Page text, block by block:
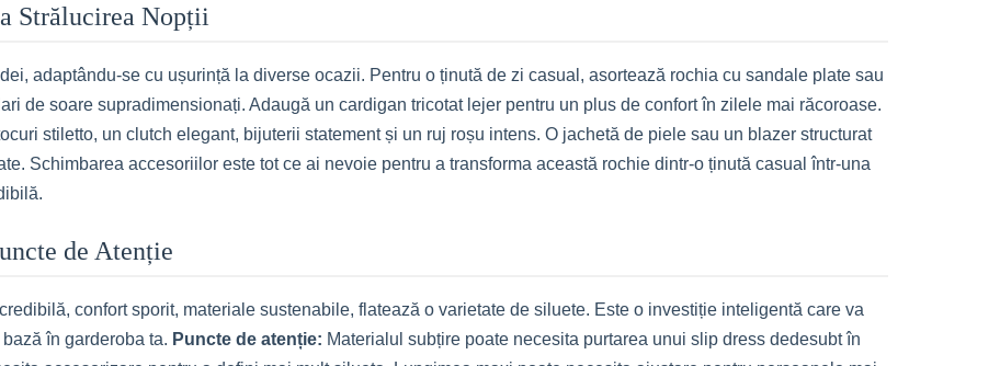
Strălucirea Nopții
adaptându-se cu ușurință la diverse ocazii. Pentru o ținută de zi casual, asortează rochia cu sandale plate sau
de soare supradimensionați. Adaugă un cardigan tricotat lejer pentru un plus de confort în zilele mai răcoroase.
stiletto, un clutch elegant, bijuterii statement și un ruj roșu intens. O jachetă de piele sau un blazer structurat
Schimbarea accesoriilor este tot ce ai nevoie pentru a transforma această rochie dintr-o ținută casual într-una
de Atenție
confort sporit, materiale sustenabile, flatează o varietate de siluete. Este o investiție inteligentă care va
în garderoba ta. Puncte de atenție: Materialul subțire poate necesita purtarea unui slip dress dedesubt în